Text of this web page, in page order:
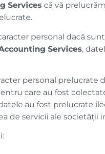
Services că vă
personal dacă
Services,
personal prelucrate
care au fost
au fost prelucrate
de servicii ale societății